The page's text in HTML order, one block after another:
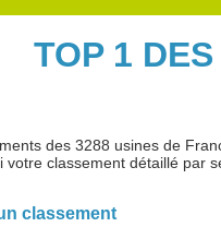
TOP 1
des 3288 usines de
votre classement détaillé par
classement